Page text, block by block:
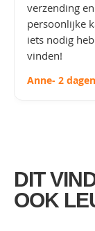
verzending
persoonlijke
iets nodig
vinden!
Anne- 2
DIT
OOK